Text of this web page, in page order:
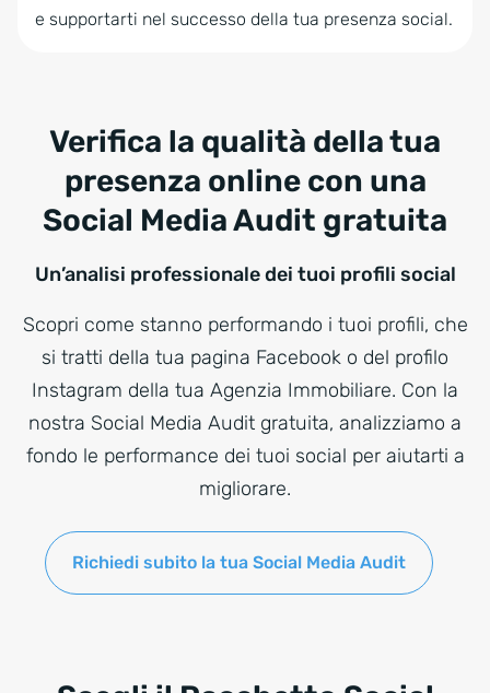
e supportarti nel successo della tua presenza social.
Verifica la qualità della tua
presenza online con una
Social Media Audit gratuita
Un’analisi professionale dei tuoi profili social
Scopri come stanno performando i tuoi profili, che
si tratti della tua pagina Facebook o del profilo
Instagram della tua Agenzia Immobiliare. Con la
nostra Social Media Audit gratuita, analizziamo a
fondo le performance dei tuoi social per aiutarti a
migliorare.
Richiedi subito la tua Social Media Audit